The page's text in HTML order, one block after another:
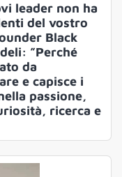
leader non ha
del vostro
Black
”Perché
da
e capisce i
passione,
ricerca e